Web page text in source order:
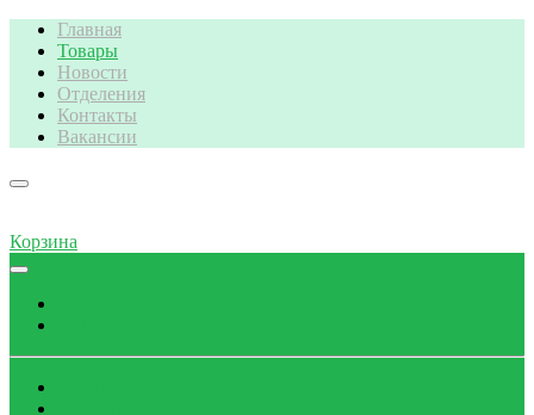
Главная
Товары
Новости
Отделения
Контакты
Вакансии
Корзина